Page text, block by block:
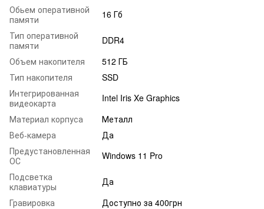
Обьем оперативной
памяти
16 Гб
Тип оперативной
памяти
DDR4
Объем накопителя
512 ГБ
Тип накопителя
SSD
Интегрированная
видеокарта
Intel Iris Xe Graphics
Материал корпуса
Металл
Веб-камера
Да
Предустановленная
ОС
Windows 11 Pro
Подсветка
клавиатуры
Да
Гравировка
Доступно за 400грн